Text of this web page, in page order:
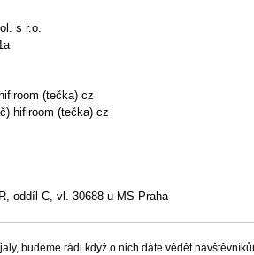
s r.o.
(tečka) cz
hifiroom (tečka) cz
oddíl C, vl. 30688 u MS Praha
budeme rádi když o nich dáte vědět